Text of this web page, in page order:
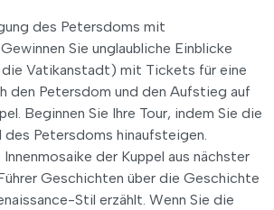
des Petersdoms mit
Sie unglaubliche Einblicke
die Vatikanstadt) mit Tickets für eine
den Petersdom und den Aufstieg auf
Beginnen Sie Ihre Tour, indem Sie die
des Petersdoms hinaufsteigen.
der Kuppel aus nächster
Geschichten über die Geschichte
Stil erzählt. Wenn Sie die